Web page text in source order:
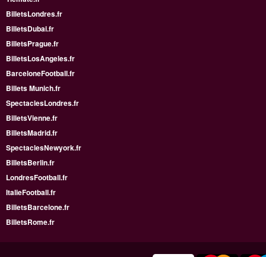
BilletsLondres.fr
BilletsDubai.fr
BilletsPrague.fr
BilletsLosAngeles.fr
BarceloneFootball.fr
Billets Munich.fr
SpectaclesLondres.fr
BilletsVienne.fr
BilletsMadrid.fr
SpectaclesNewyork.fr
BilletsBerlin.fr
LondresFootball.fr
ItalieFootball.fr
BilletsBarcelone.fr
BilletsRome.fr